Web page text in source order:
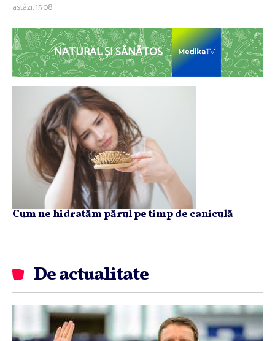
astăzi, 15:08
NATURAL ȘI SĂNĂTOS
Cum ne hidratăm părul pe timp de caniculă
De actualitate